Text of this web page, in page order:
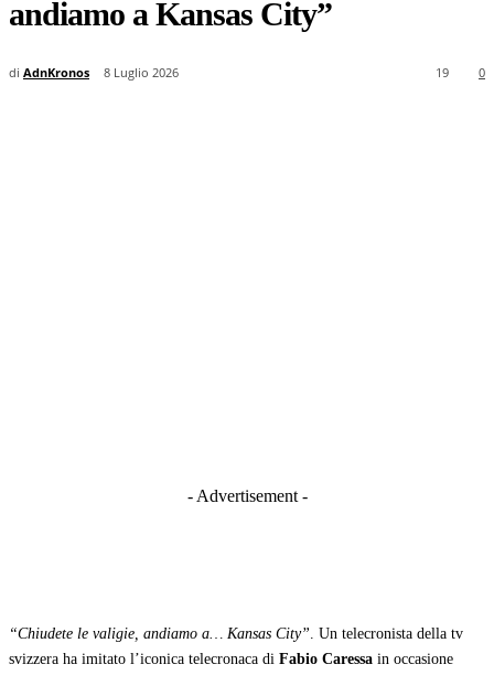
andiamo a Kansas City”
di AdnKronos 8 Luglio 2026 0
19
- Advertisement -
“Chiudete le valigie, andiamo a… Kansas City”. Un telecronista della tv
svizzera ha imitato l’iconica telecronaca di Fabio Caressa in occasione